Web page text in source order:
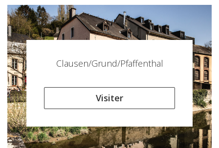
Clausen/Grund/Pfaffenthal
Visiter